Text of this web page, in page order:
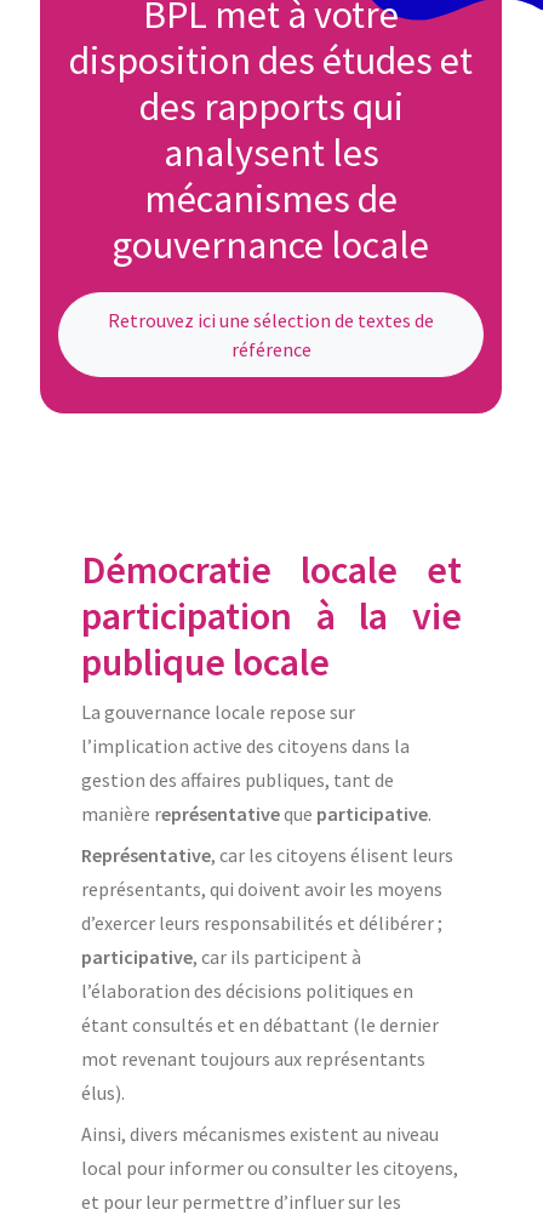
BPL met à votre
disposition des études et
des rapports qui
analysent les
mécanismes de
gouvernance locale
Retrouvez ici une sélection de textes de
référence
Démocratie locale et
participation à la vie
publique locale
La gouvernance locale repose sur
l’implication active des citoyens dans la
gestion des affaires publiques, tant de
manière représentativeque participative.
Représentative, car les citoyens élisent leurs
représentants, qui doivent avoir les moyens
d’exercer leurs responsabilités et délibérer ;
participative, car ils participent à
l’élaboration des décisions politiques en
étant consultés et en débattant (le dernier
mot revenant toujours aux représentants
élus).
Ainsi, divers mécanismes existent au niveau
local pour informer ou consulter les citoyens,
et pour leur permettre d’influer sur les